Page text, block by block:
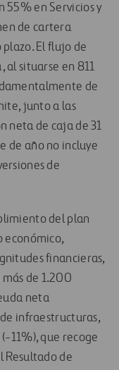
55% en Servicios y
de cartera
El flujo de
al situarse en 811
de
junto a las
neta de caja de 31
de año no incluye
de
del plan
económico,
financieras,
de 1.200
neta
infraestructuras,
11%), que recoge
Resultado de